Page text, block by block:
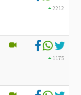
2212
1175